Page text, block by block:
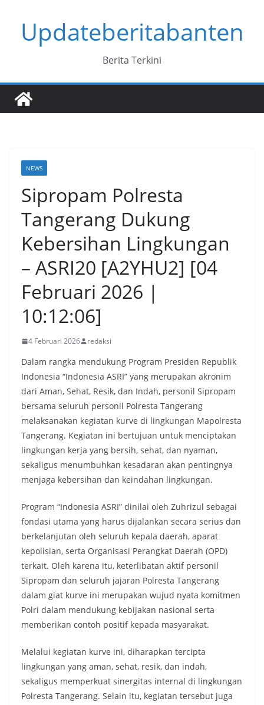
contentUpdateberitabanten
Berita Terkini
NEWS
Sipropam Polresta
Tangerang Dukung
Kebersihan Lingkungan
– ASRI20 [A2YHU2] [04
Februari 2026 |
10:12:06]
4 Februari 2026 redaksi
Dalam rangka mendukung Program Presiden Republik
Indonesia “Indonesia ASRI” yang merupakan akronim
dari Aman, Sehat, Resik, dan Indah, personil Sipropam
bersama seluruh personil Polresta Tangerang
melaksanakan kegiatan kurve di lingkungan Mapolresta
Tangerang. Kegiatan ini bertujuan untuk menciptakan
lingkungan kerja yang bersih, sehat, dan nyaman,
sekaligus menumbuhkan kesadaran akan pentingnya
menjaga kebersihan dan keindahan lingkungan.
Program “Indonesia ASRI” dinilai oleh Zuhrizul sebagai
fondasi utama yang harus dijalankan secara serius dan
berkelanjutan oleh seluruh kepala daerah, aparat
kepolisian, serta Organisasi Perangkat Daerah (OPD)
terkait. Oleh karena itu, keterlibatan aktif personil
Sipropam dan seluruh jajaran Polresta Tangerang
dalam giat kurve ini merupakan wujud nyata komitmen
Polri dalam mendukung kebijakan nasional serta
memberikan contoh positif kepada masyarakat.
Melalui kegiatan kurve ini, diharapkan tercipta
lingkungan yang aman, sehat, resik, dan indah,
sekaligus memperkuat sinergitas internal di lingkungan
Polresta Tangerang. Selain itu, kegiatan tersebut juga